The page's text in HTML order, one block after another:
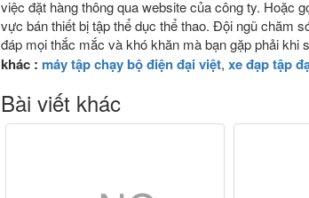
việc đặt hàng thông qua website của công ty. Hoặc
vực bán thiết bị tập thể dục thể thao. Đội ngũ chăm
đáp mọi thắc mắc và khó khăn mà bạn gặp phải khi
khác : máy tập chạy bộ điện đại việt, xe đạp tập
Bài viết khác